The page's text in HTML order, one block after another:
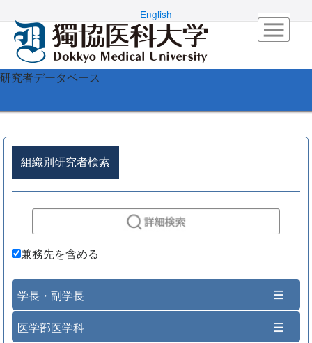
English
研究者データベース
組織別研究者検索
兼務先を含める
学長・副学長
医学部医学科